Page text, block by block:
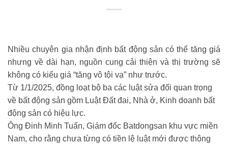
Nhiều chuyên gia nhận định bất động sản có thể tăng giá
nhưng về dài hạn, nguồn cung cải thiện và thị trường sẽ
không có kiểu giá “tăng vô tội vạ” như trước.
Từ 1/1/2025, đồng loạt bộ ba các luật sửa đổi quan trọng
về bất động sản gồm Luật Đất đai, Nhà ở, Kinh doanh bất
động sản có hiệu lực.
Ông Đinh Minh Tuấn, Giám đốc Batdongsan khu vực miền
Nam, cho rằng chưa từng có tiền lệ luật mới được thông